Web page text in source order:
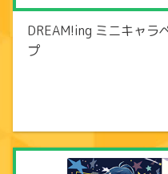
DREAM!ing ミニキャラ
プ